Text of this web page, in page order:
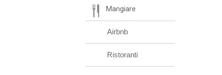
Mangiare
Airbnb
Ristoranti